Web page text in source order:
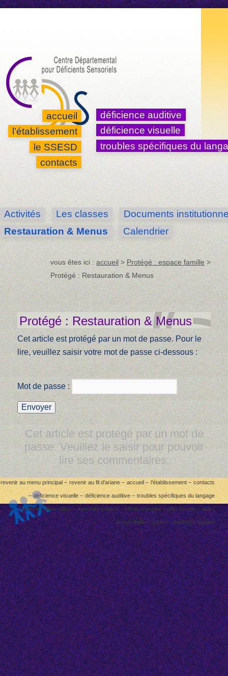
accueil
l’établissement
le SSESD
contacts
déficience auditive
déficience visuelle
troubles spécifiques du
Activités Les classes
Documents
Restauration & Menus
Calendrier
vous êtes ici : accueil > Protégé : espace famille >
Protégé : Restauration & Menus
Protégé : Restauration & Menus
Cet article est protégé par un mot de passe. Pour le
lire, veuillez saisir votre mot de passe ci-dessous :
Mot de passe :
Cet article est protégé par un mot de
passe. Veuillez le saisir pour pouvoir
lire ses commentaires.
revenir au menu principal – revenir au fil d’ariane – accueil – l’établissement – contacts
– déficience visuelle – déficience auditive – troubles spécifiques du langage
lexique – liens utiles – marchés publics – offres d’emploi – plan du site – aide /
accessibilité – admin – mentions légales